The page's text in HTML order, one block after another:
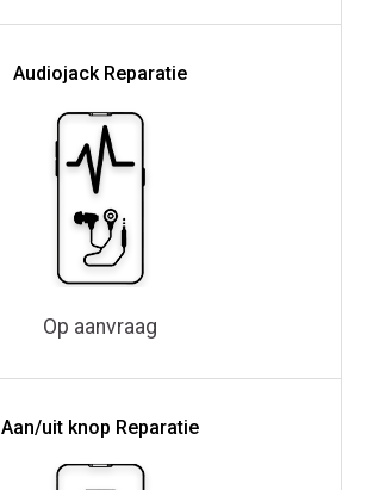
Audiojack Reparatie
Op aanvraag
Aan/uit knop Reparatie